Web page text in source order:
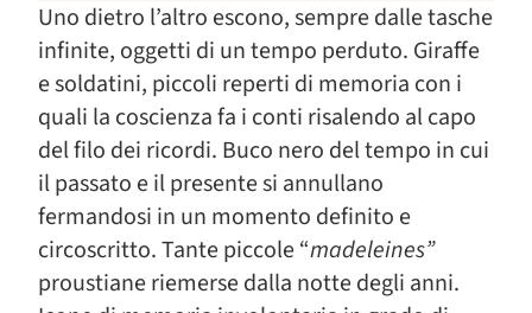
Uno dietro l’altro escono, sempre dalle tasche
infinite, oggetti di un tempo perduto. Giraffe
e soldatini, piccoli reperti di memoria con i
quali la coscienza fa i conti risalendo al capo
del filo dei ricordi. Buco nero del tempo in cui
il passato e il presente si annullano
fermandosi in un momento definito e
circoscritto. Tante piccole “madeleines”
proustiane riemerse dalla notte degli anni.